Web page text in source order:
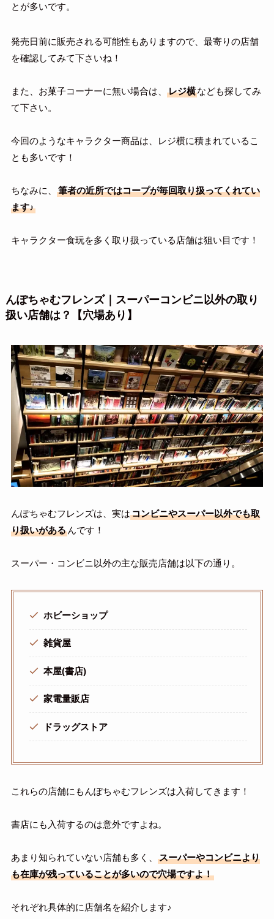
とが多いです。
発売日前に販売される可能性もありますので、最寄りの店舗
を確認してみて下さいね！
また、お菓子コーナーに無い場合は、 レジ横なども探してみ
て下さい。
今回のようなキャラクター商品は、レジ横に積まれているこ
とも多いです！
ちなみに、
筆者の近所ではコープが毎回取り扱ってくれてい
ます♪
キャラクター食玩を多く取り扱っている店舗は狙い目です！
んぽちゃむフレンズ｜スーパーコンビニ以外の取り
扱い店舗は？【穴場あり】
んぽちゃむフレンズは、実はコンビニやスーパー以外でも取
り扱いがあるんです！
スーパー・コンビニ以外の主な販売店舗は以下の通り。
ホビーショップ
雑貨屋
本屋(書店)
家電量販店
ドラッグストア
これらの店舗にもんぽちゃむフレンズは入荷してきます！
書店にも入荷するのは意外ですよね。
あまり知られていない店舗も多く、
スーパーやコンビニより
も在庫が残っていることが多いので穴場ですよ！
それぞれ具体的に店舗名を紹介します♪